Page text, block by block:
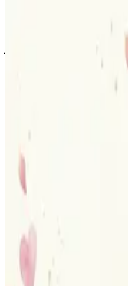
para cualquier
Cumpleaños, aniversarios,
momento es bueno para
Un cuento con su nombre, su
Regalo único